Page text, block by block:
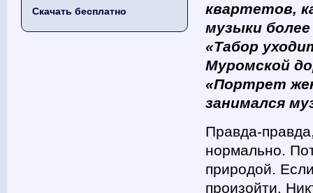
Скачать бесплатно
квартетов,
музыки
«Табор
Муромской
«Портрет
занимался
Правда-
нормально.
природой.
произойти.